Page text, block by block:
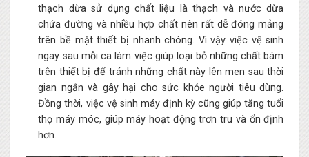
thạch dừa sử dụng chất liệu là thạch và nước dừa
chứa đường và nhiều hợp chất nên rất dễ đóng mảng
trên bề mặt thiết bị nhanh chóng. Vì vậy việc vệ sinh
ngay sau mỗi ca làm việc giúp loại bỏ những chất bám
trên thiết bị để tránh những chất này lên men sau thời
gian ngắn và gây hại cho sức khỏe người tiêu dùng.
Đồng thời, việc vệ sinh máy định kỳ cũng giúp tăng tuổi
thọ máy móc, giúp máy hoạt động trơn tru và ổn định
hơn.